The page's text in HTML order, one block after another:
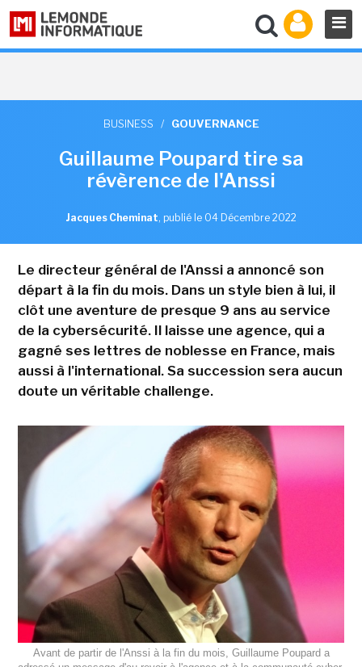
BUSINESS / GOUVERNANCE
Guillaume Poupard tire sa
révèrence de l'Anssi
Jacques Cheminat, publié le 04 Décembre 2022
Le directeur général de l'Anssi a annoncé son
départ à la fin du mois. Dans un style bien à lui, il
clôt une aventure de presque 9 ans au service
de la cybersécurité. Il laisse une agence, qui a
gagné ses lettres de noblesse en France, mais
aussi à l'international. Sa succession sera aucun
doute un véritable challenge.
Avant de partir de l'Anssi à la fin du mois, Guillaume Poupard a